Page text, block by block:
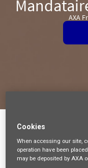
MY
AXA
Back
Mandataire
60-OISE, FR,
Cookies
When accessing our site,
operation have been
may be deposited by AXA